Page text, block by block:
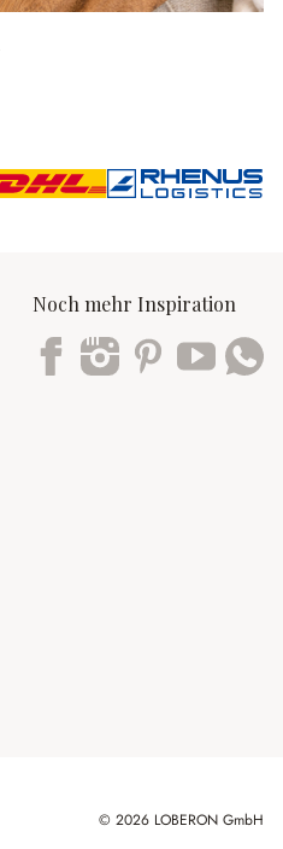
Noch mehr Inspiration
© 2026 LOBERON GmbH